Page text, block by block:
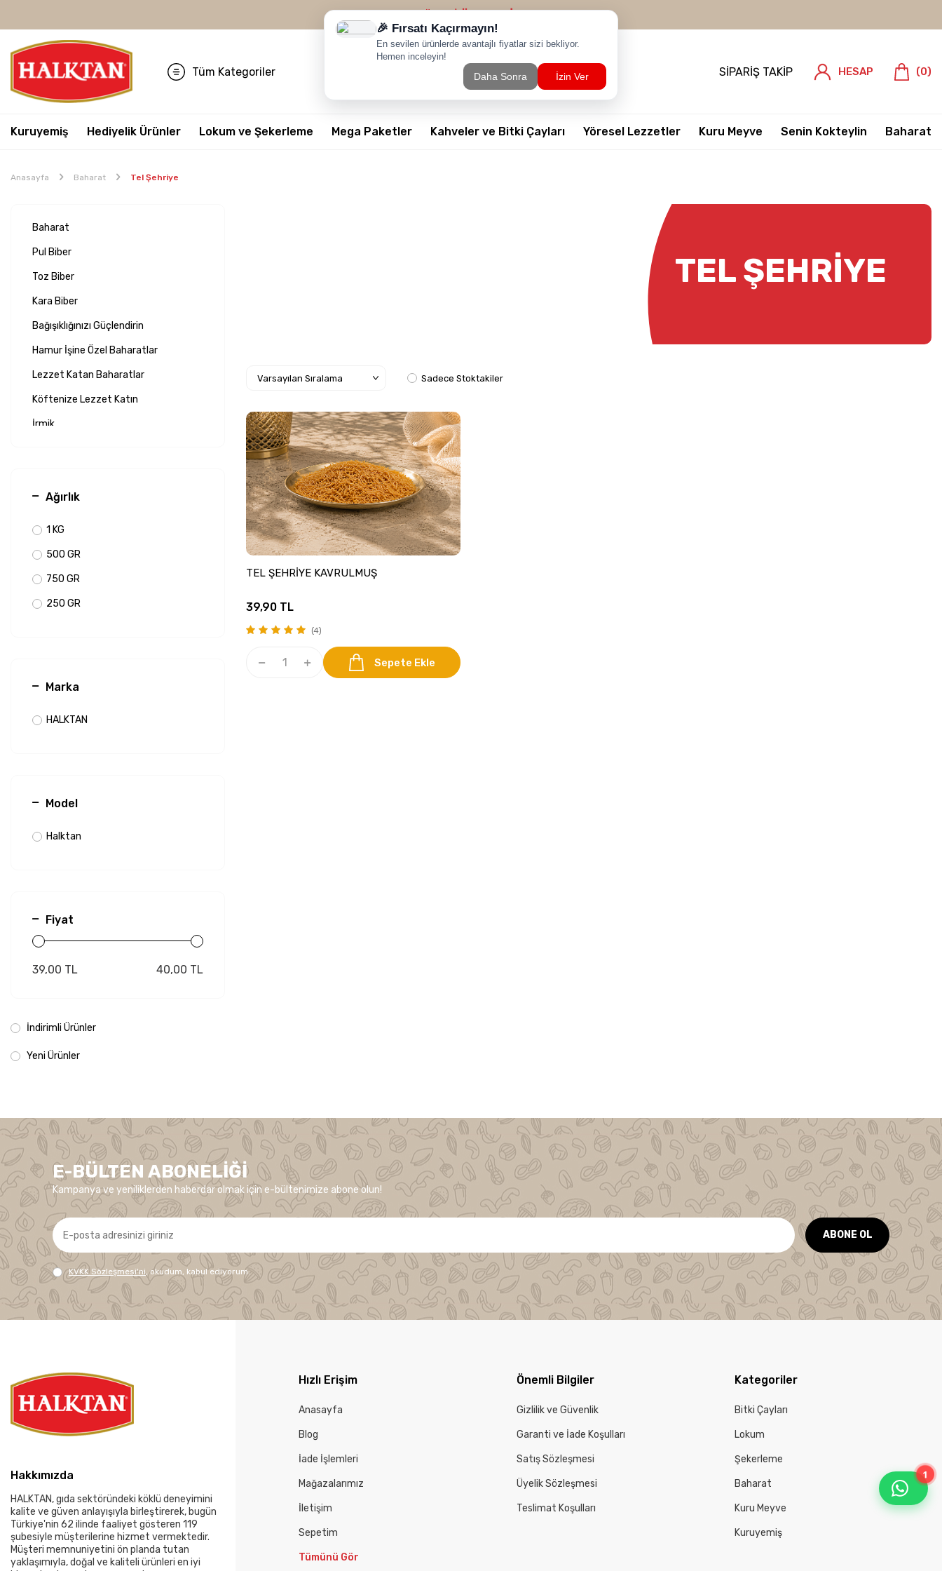
1
Tüm Kategoriler SIPARIŞ TAKIP HESAP (0)
Kuruyemiş Hediyelik Ürünler Lokum ve Şekerleme Mega Paketler Kahveler ve Bitki Çayları Yöresel Lezzetler Kuru Meyve Senin Kokteylin Baharat
Anasayfa Baharat Tel Şehriye
Baharat
Pul Biber
Toz Biber
Kara Biber
Bağışıklığınızı Güçlendirin
Hamur İşine Özel Baharatlar
Lezzet Katan Baharatlar
Köftenize Lezzet Katın
İrmik
Mısır
Tel Şehriye
Ağırlık
1 KG
500 GR
750 GR
250 GR
Marka
HALKTAN
Model
Halktan
Fiyat
39,00 TL 40,00 TL
İndirimli Ürünler
Yeni Ürünler
TEL ŞEHRIYE
Sadece Stoktakiler
TEL ŞEHRİYE KAVRULMUŞ
39,90 TL
(4)
Sepete Ekle
E-BÜLTEN ABONELIĞI
Kampanya ve yeniliklerden haberdar olmak için e-bültenimize abone olun!
ABONE OL
KVKK Sözleşmesi'ni, okudum, kabul ediyorum.
Hakkımızda
HALKTAN, gıda sektöründeki köklü deneyimini
kalite ve güven anlayışıyla birleştirerek, bugün
Türkiye'nin 62 ilinde faaliyet gösteren 119
şubesiyle müşterilerine hizmet vermektedir.
Müşteri memnuniyetini ön planda tutan
yaklaşımıyla, doğal ve kaliteli ürünleri en iyi
Hızlı Erişim
Anasayfa
Blog
İade İşlemleri
Mağazalarımız
İletişim
Sepetim
Tümünü Gör
Önemli Bilgiler
Gizlilik ve Güvenlik
Garanti ve İade Koşulları
Satış Sözleşmesi
Üyelik Sözleşmesi
Teslimat Koşulları
Kategoriler
Bitki Çayları
Lokum
Şekerleme
Baharat
Kuru Meyve
Kuruyemiş